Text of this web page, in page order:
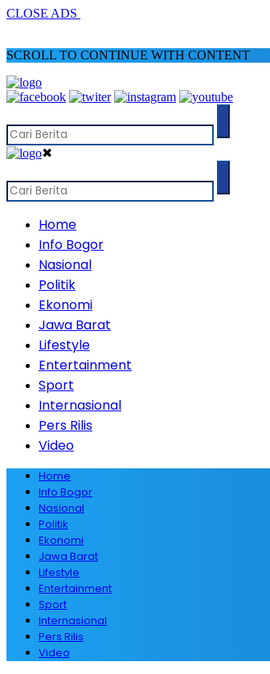
CLOSE ADS
SCROLL TO CONTINUE WITH CONTENT
✖
Home
Info Bogor
Nasional
Politik
Ekonomi
Jawa Barat
Lifestyle
Entertainment
Sport
Internasional
Pers Rilis
Video
Home
Info Bogor
Nasional
Politik
Ekonomi
Jawa Barat
Lifestyle
Entertainment
Sport
Internasional
Pers Rilis
Video